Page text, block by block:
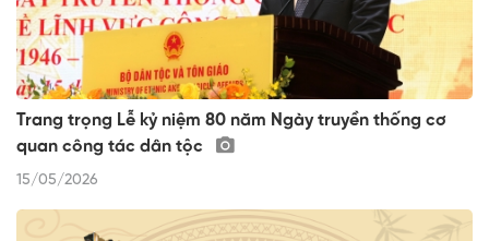
Trang trọng Lễ kỷ niệm 80 năm Ngày truyền thống cơ
quan công tác dân tộc
15/05/2026